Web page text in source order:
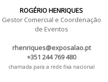
ROGÉRIO HENRIQUES
Gestor Comercial e Coordenação
de Eventos
rhenriques@exposalao.pt
+351 244 769 480
chamada para a rede fixa nacional